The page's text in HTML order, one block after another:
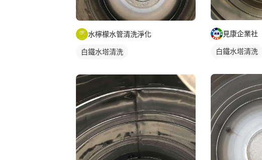
水檸檬水管清洗淨化
白鐵水塔清洗
見康企業社
白鐵水塔清洗